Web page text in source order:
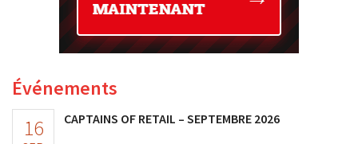
Événements
16 CAPTAINS OF RETAIL – SEPTEMBRE 2026